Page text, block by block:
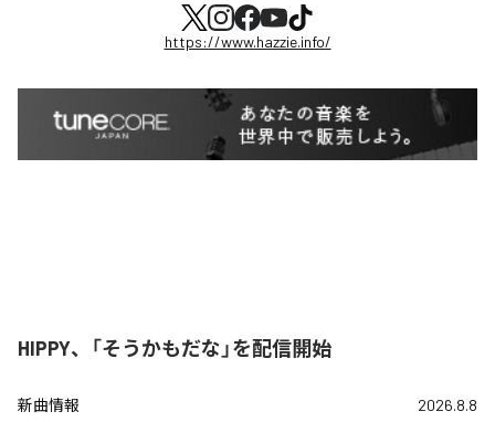
https://www.hazzie.info/
HIPPY、「そうかもだな」を配信開始
新曲情報 2026.8.8